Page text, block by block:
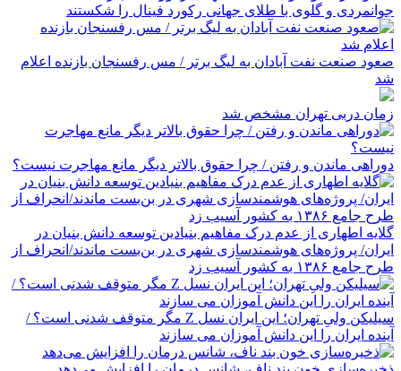
جوانمردی و گلوی با طلای جهانی رکورد فینال را شکستند
صعود صنعت نفت آبادان به لیگ برتر / مس رفسنجان بازنده اعلام
شد
زمان دربی تهران مشخص شد
دوراهی ماندن و رفتن / چرا حقوق بالاتر دیگر مانع مهاجرت نیست؟
گلایه اطهاری از عدم درک مفاهیم بنیادین توسعه دانش بنیان در
ایران/ پروژه‌های هوشمندسازی شهری در بن‌بست ماندند/انحراف از
طرح جامع ۱۳۸۶ به کشور آسیب زد
سیلیکن ولیِ تهران؛ این ایران نسل Z مگر متوقف شدنی است؟ /
آینده ایران را این دانش آموزان می سازند